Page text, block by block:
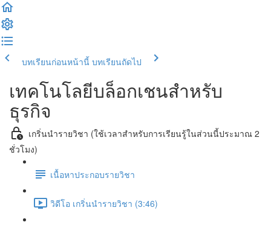
บทเรียนก่อนหน้านี้ บทเรียนถัดไป
เทคโนโลยีบล็อกเชนสำหรับ
ธุรกิจ
เกริ่นนำรายวิชา (ใช้เวลาสำหรับการเรียนรู้ในส่วนนี้ประมาณ 2
ชั่วโมง)
เนื้อหาประกอบรายวิชา
วิดีโอ เกริ่นนำรายวิชา (3:46)